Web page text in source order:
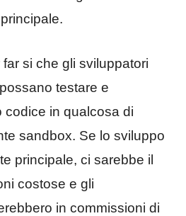
si che gli sviluppatori
testare e
codice in qualcosa di
sandbox. Se lo sviluppo
principale, ci sarebbe il
costose e gli
in commissioni di